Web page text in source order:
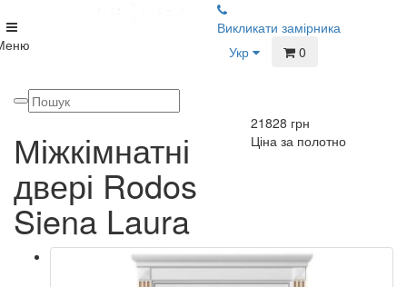
Викликати замірника
Укр
0
Міжкімнатні
двері Rodos
Siena Laura
21828 грн
Ціна за полотно